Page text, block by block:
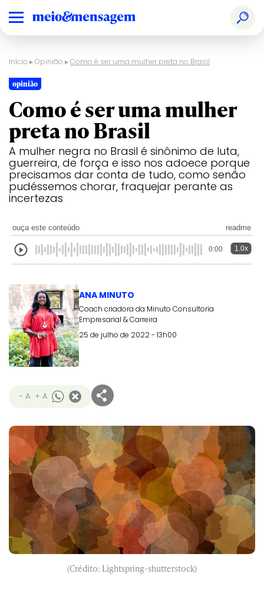
Início ▸Opinião ▸Como é ser uma mulher preta no Brasil
opinião
Como é ser uma mulher
preta no Brasil
A mulher negra no Brasil é sinônimo de luta,
guerreira, de força e isso nos adoece porque
precisamos dar conta de tudo, como senão
pudéssemos chorar, fraquejar perante as
incertezas
ouça este conteúdo readme
0:00 1.0x
ANA MINUTO
Coach criadora da Minuto Consultoria
Empresarial & Carreira
25 de julho de 2022 - 13h00
- A + A
(Crédito: Lightspring-shutterstock)